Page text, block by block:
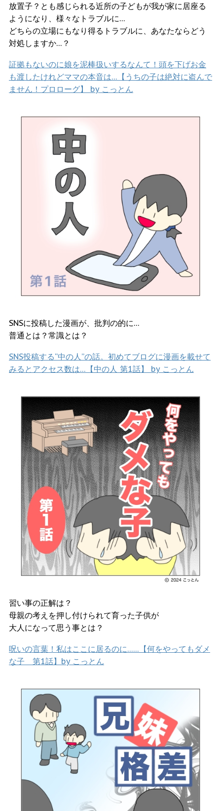
放置子？とも感じられる近所の子どもが我が家に居座る
ようになり、様々なトラブルに…
どちらの立場にもなり得るトラブルに、あなたならどう
対処しますか…？
証拠もないのに娘を泥棒扱いするなんて！頭を下げお金
も渡したけれどママの本音は…【うちの子は絶対に盗んで
ません！プロローグ】 by こっとん
SNSに投稿した漫画が、批判の的に…
普通とは？常識とは？
SNS投稿する“中の人”の話。初めてブログに漫画を載せて
みるとアクセス数は…【中の人 第1話】 by こっとん
習い事の正解は？
母親の考えを押し付けられて育った子供が
大人になって思う事とは？
呪いの言葉！私はここに居るのに……【何をやってもダメ
な子 第1話】by こっとん